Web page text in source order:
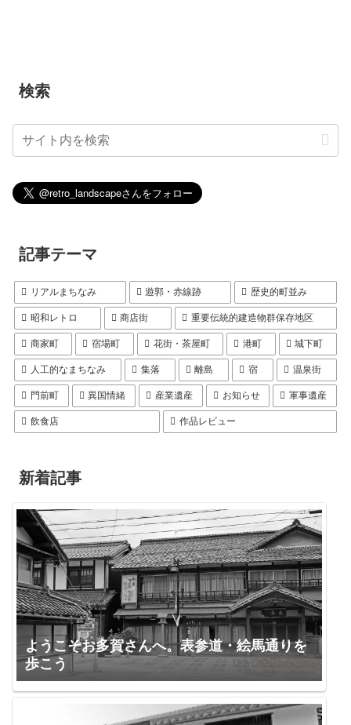
検索
記事テーマ
リアルまちなみ 遊郭・赤線跡 歴史的町並み
昭和レトロ 商店街 重要伝統的建造物群保存地区
商家町 宿場町 花街・茶屋町 港町 城下町
人工的なまちなみ 集落 離島 宿 温泉街
門前町 異国情緒 産業遺産 お知らせ 軍事遺産
飲食店 作品レビュー
新着記事
ようこそお多賀さんへ。表参道・絵馬通りを
歩こう